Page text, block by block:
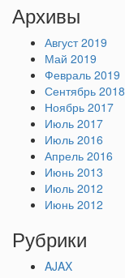
Архивы
Август 2019
Май 2019
Февраль 2019
Сентябрь 2018
Ноябрь 2017
Июль 2017
Июль 2016
Апрель 2016
Июнь 2013
Июль 2012
Июнь 2012
Рубрики
AJAX